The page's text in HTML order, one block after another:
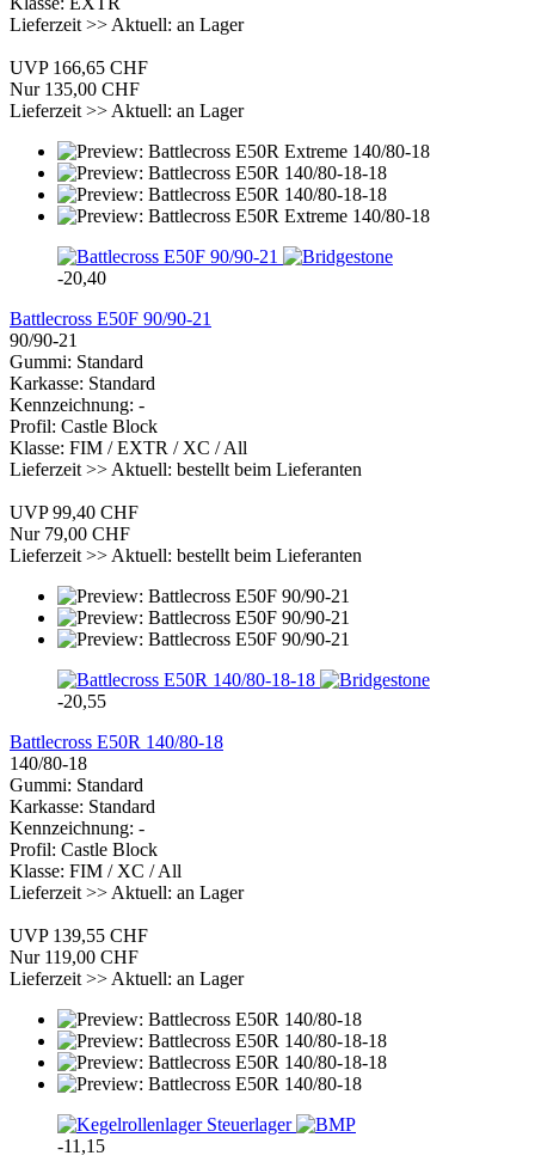
Lieferzeit >> Aktuell: an Lager
UVP 166,65 CHF
Nur 135,00 CHF
Lieferzeit >> Aktuell: an Lager
-20,40
Battlecross E50F 90/90-21
90/90-21
Gummi: Standard
Karkasse: Standard
Kennzeichnung: -
Profil: Castle Block
Klasse: FIM / EXTR / XC / All
Lieferzeit >> Aktuell: bestellt beim Lieferanten
UVP 99,40 CHF
Nur 79,00 CHF
Lieferzeit >> Aktuell: bestellt beim Lieferanten
-20,55
Battlecross E50R 140/80-18
140/80-18
Gummi: Standard
Karkasse: Standard
Kennzeichnung: -
Profil: Castle Block
Klasse: FIM / XC / All
Lieferzeit >> Aktuell: an Lager
UVP 139,55 CHF
Nur 119,00 CHF
Lieferzeit >> Aktuell: an Lager
-11,15